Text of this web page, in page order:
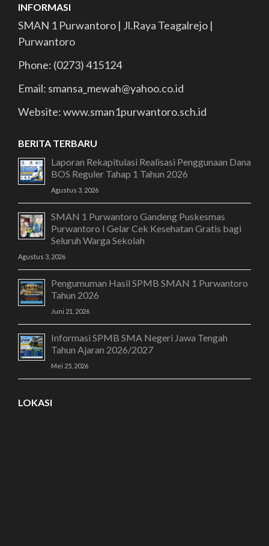
INFORMASI
SMAN 1 Purwantoro | Jl.Raya Teagalrejo |
Purwantoro
Phone: (0273) 415124
Email: smansa_mewah@yahoo.co.id
Website: www.sman1purwantoro.sch.id
BERITA TERBARU
Laporan Rekapitulasi Realisasi Penggunaan Dana
BOS Reguler Tahap 1 Tahun 2026
Agustus 3, 2026
SMAN 1 Purwantoro Gandeng Puskesmas
Purwantoro I Gelar Cek Kesehatan Gratis bagi
Seluruh Warga Sekolah
Agustus 3, 2026
Pengumuman Hasil SPMB SMAN 1 Purwantoro
Tahun 2026
Juni 21, 2026
Informasi SPMB SMA Negeri Jawa Tengah
Tahun Ajaran 2026/2027
Mei 25, 2026
LOKASI